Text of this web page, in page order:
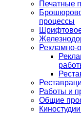
Печатные
процессы
Рекламно-
Работы и
Общие